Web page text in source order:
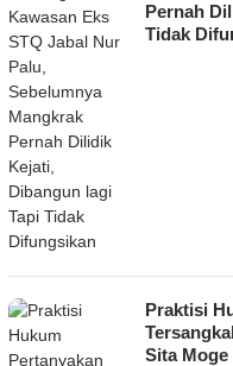
Pernah
Tidak
Praktisi
Sita Moge